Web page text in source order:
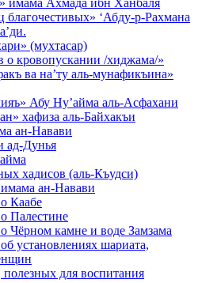
имама Ахмада ибн Ханбаля
благочестивых» ‘Абду-р-Рахмана
(мухтасар)
о кровопускании /хиджама/»
ва на’ту аль-мунафикъина»
Абу Ну’айма аль-Асфахани
хафиза аль-Байхакъи
ан-Навави
ад-Дунья
хадисов (аль-Къудси)
ан-Навави
Каабе
Палестине
Чёрном камне и воде Замзама
установлениях шариата,
для воспитания